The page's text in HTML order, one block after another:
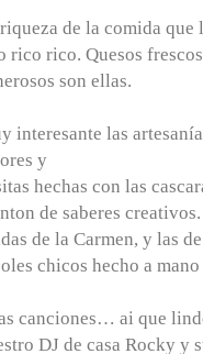
de la comida que
rico rico. Quesos
son ellas.
interesante las
y
hechas con las
de saberes
de la Carmen, y las
chicos hecho a
canciones… ai que
DJ de casa Rocky